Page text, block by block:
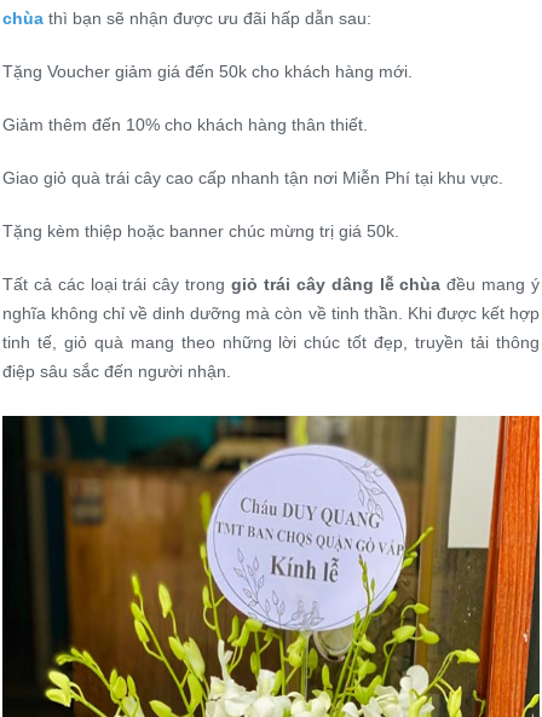
chùa thì bạn sẽ nhận được ưu đãi hấp dẫn sau:
Tặng Voucher giảm giá đến 50k cho khách hàng mới.
Giảm thêm đến 10% cho khách hàng thân thiết.
Giao giỏ quà trái cây cao cấp nhanh tận nơi Miễn Phí tại khu vực.
Tặng kèm thiệp hoặc banner chúc mừng trị giá 50k.
Tất cả các loại trái cây tronggiỏ trái cây dâng lễ chùađều mang ý
nghĩa không chỉ về dinh dưỡng mà còn về tinh thần. Khi được kết hợp
tinh tế, giỏ quà mang theo những lời chúc tốt đẹp, truyền tải thông
điệp sâu sắc đến người nhận.